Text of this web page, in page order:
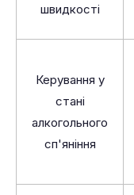
швидкості
Керування у
стані
алкогольного
сп'яніння